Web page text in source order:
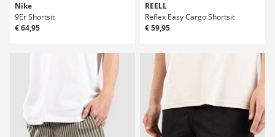
Nike
9Er Shortsit
€ 64,95
REELL
Reflex Easy Cargo Shortsit
€ 59,95